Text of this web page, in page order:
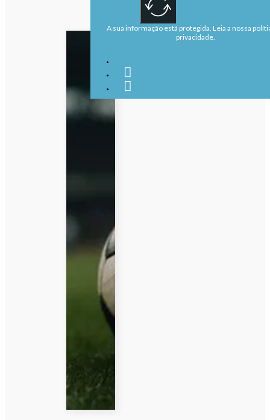
A sua informação está protegida. Leia a nossa
privacidade.